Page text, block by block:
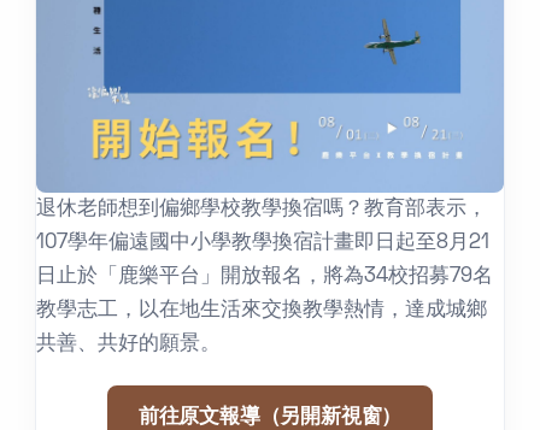
退休老師想到偏鄉學校教學換宿嗎？教育部表示，
107學年偏遠國中小學教學換宿計畫即日起至8月21
日止於「鹿樂平台」開放報名，將為34校招募79名
教學志工，以在地生活來交換教學熱情，達成城鄉
共善、共好的願景。
前往原文報導（另開新視窗）